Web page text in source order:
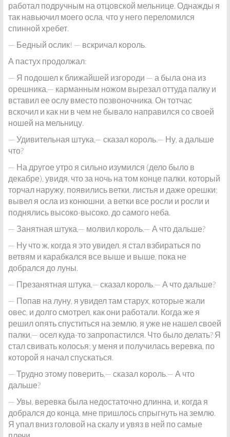
работал подручным на отцовской мельнице. Однажды я
так навьючил моего осла, что у него переломился
спинной хребет.
— Бедный ослик! — вскричал король.
А пастух продолжал:
— Я подошел к ближайшей изгороди — а была она из
орешника,— карманным ножом вырезал оттуда палку и
вставил ее ослу вместо позвоночника. Он тотчас
вскочил и как ни в чем не бывало направился со своей
ношей на мельницу.
— Удивительная штука,— сказал король.— Ну, а дальше
что?
— На другое утро я сильно изумился (дело было в
декабре), увидя, что за ночь на том конце палки, который
торчал наружу, появились ветки, листья и даже орешки;
вывел я осла из конюшни, а ветки все росли и росли и
поднялись высоко-высоко, до самого неба.
— Занятная штука,— молвил король.— А что дальше?
— Ну что ж, когда я это увидел, я стал взбираться по
ветвям и карабкался все выше и выше, пока не
добрался до луны.
— Презанятная штука,— сказал король.— А что дальше?
— Попав на луну, я увидел там старух, которые жали
овес, и долго смотрел, как они работали. Когда же я
решил опять спуститься на землю, я уже не нашел своей
палки,— осел куда-то запропастился. Что было делать? Я
стал свивать колосья; у меня и получилась веревка, по
которой я начал спускаться.
— Трудно этому поверить,— сказал король.— А что
дальше?
— Увы, веревка была недостаточно длинна, и, когда я
добрался до конца, мне пришлось спрыгнуть на землю.
Я упал вниз головой на скалу и увяз в ней по самые